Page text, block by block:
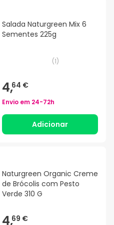
Salada Naturgreen Mix 6
Sementes 225g
(1)
4,64 €
Envio em 24-72h
Adicionar
Naturgreen Organic Creme
de Brócolis com Pesto
Verde 310 G
4,69 €